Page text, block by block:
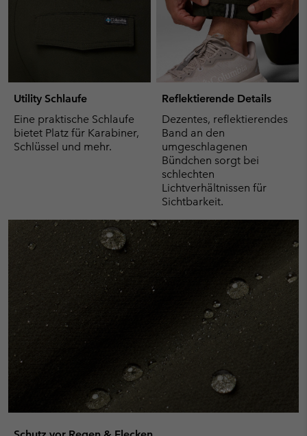
Utility Schlaufe
Eine praktische Schlaufe
bietet Platz für Karabiner,
Schlüssel und mehr.
Reflektierende Details
Dezentes, reflektierendes
Band an den
umgeschlagenen
Bündchen sorgt bei
schlechten
Lichtverhältnissen für
Sichtbarkeit.